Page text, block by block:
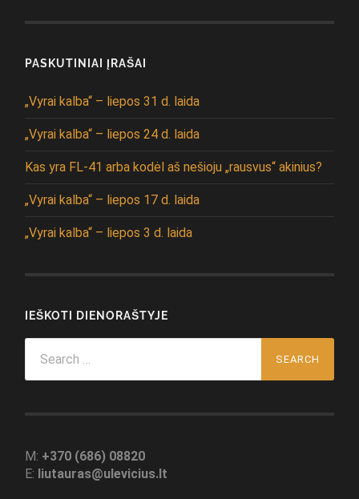
PASKUTINIAI ĮRAŠAI
„Vyrai kalba“ – liepos 31 d. laida
„Vyrai kalba“ – liepos 24 d. laida
Kas yra FL-41 arba kodėl aš nešioju „rausvus“ akinius?
„Vyrai kalba“ – liepos 17 d. laida
„Vyrai kalba“ – liepos 3 d. laida
IEŠKOTI DIENORAŠTYJE
for:
M: +370 (686) 08820
E: liutauras@ulevicius.lt